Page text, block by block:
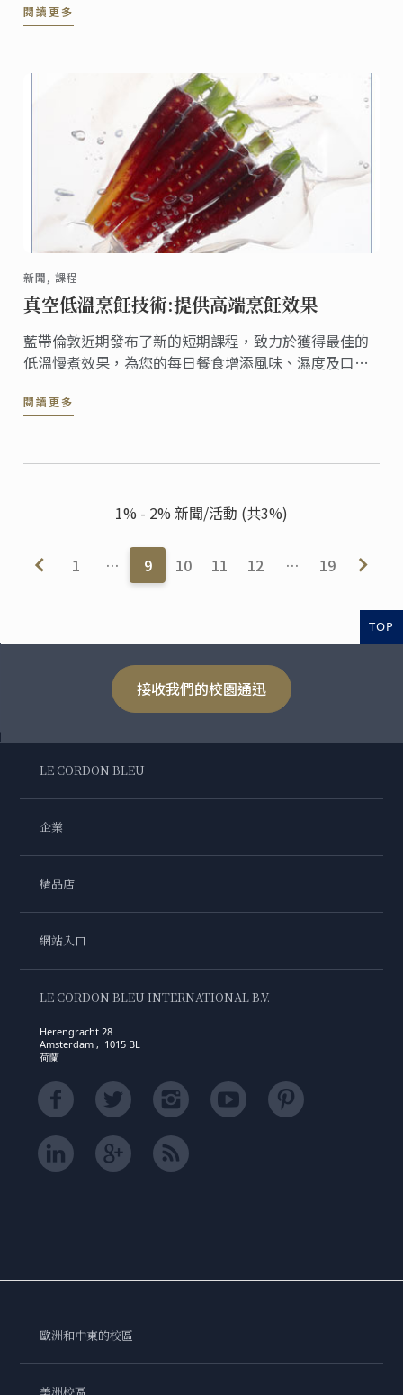
兼首席執行官Andre J. Cointreau主持了開幕儀式。
閱讀更多
新聞, 課程
真空低溫烹飪技術:提供高端烹飪效果
藍帶倫敦近期發布了新的短期課程，致力於獲得最佳的
低溫慢煮效果，為您的每日餐食增添風味、濕度及口
味及品質，且適用於蔬菜、土豆、牛肉、雞肉、魚及蛋
閱讀更多
1% - 2% 新聞/活動 (共3%)
1 … 9 10 11 12 … 19
TOP
接收我們的校園通迅
LE CORDON BLEU
企業
精品店
網站入口
LE CORDON BLEU INTERNATIONAL B.V.
Herengracht 28
Amsterdam , 1015 BL
荷蘭
歐洲和中東的校區